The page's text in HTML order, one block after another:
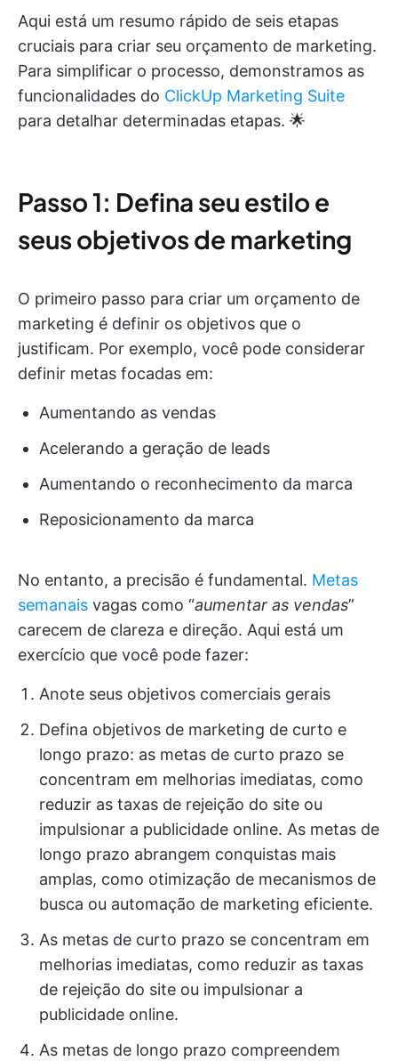
Aqui está um resumo rápido de seis etapas
cruciais para criar seu orçamento de marketing.
Para simplificar o processo, demonstramos as
funcionalidades do ClickUp Marketing Suite
para detalhar determinadas etapas. 🌟
Passo 1: Defina seu estilo e
seus objetivos de marketing
O primeiro passo para criar um orçamento de
marketing é definir os objetivos que o
justificam. Por exemplo, você pode considerar
definir metas focadas em:
Aumentando as vendas
Acelerando a geração de leads
Aumentando o reconhecimento da marca
Reposicionamento da marca
No entanto, a precisão é fundamental. Metas
semanais vagas como “aumentar as vendas”
carecem de clareza e direção. Aqui está um
exercício que você pode fazer:
Anote seus objetivos comerciais gerais
Defina objetivos de marketing de curto e
longo prazo: as metas de curto prazo se
concentram em melhorias imediatas, como
reduzir as taxas de rejeição do site ou
impulsionar a publicidade online. As metas de
longo prazo abrangem conquistas mais
amplas, como otimização de mecanismos de
busca ou automação de marketing eficiente.
As metas de curto prazo se concentram em
melhorias imediatas, como reduzir as taxas
de rejeição do site ou impulsionar a
publicidade online.
As metas de longo prazo compreendem